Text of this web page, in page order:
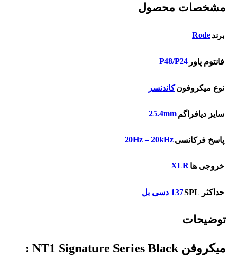
مشخصات محصول
برندRode
فانتوم پاور P48/P24
نوع میکروفونکاندنسر
سایز دیافراگم25.4mm
پاسخ فرکانسی20Hz – 20kHz
خروجی هاXLR
حداکثر SPL 137 دسی بل
توضیحات
میکروفن NT1 Signature Series Black :